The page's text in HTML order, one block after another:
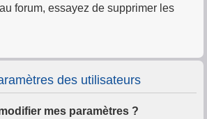
forum, essayez de supprimer les
des utilisateurs
mes paramètres ?